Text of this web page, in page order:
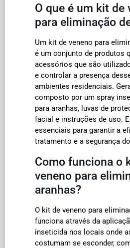
O que é um kit de
para eliminação
Um kit de veneno para
é um conjunto de produtos
acessórios que são
e controlar a presença
ambientes residenciais.
composto por um spray
para aranhas, luvas de
facial e instruções de uso.
essenciais para garantir a
tratamento e a segurança
Como funciona o
veneno para
aranhas?
O kit de veneno para
funciona através da
inseticida nos locais onde
costumam se esconder,